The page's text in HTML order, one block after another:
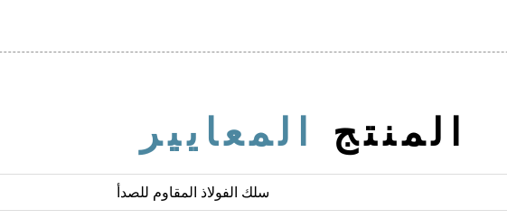
المنتج المعايير
سلك الفولاذ المقاوم للصدأ